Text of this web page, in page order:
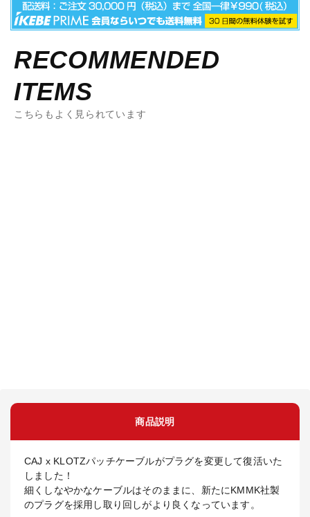
RECOMMENDED
ITEMS
こちらもよく見られています
商品説明
CAJ x KLOTZパッチケーブルがプラグを変更して復活いた
しました！
細くしなやかなケーブルはそのままに、新たにKMMK社製
のプラグを採用し取り回しがより良くなっています。